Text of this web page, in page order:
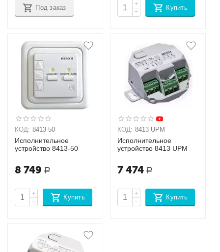
Под заказ
+
−
Купить
КОД: 8413-50
Исполнительное
устройство 8413-50
8 749 Р
+
−
Купить
КОД: 8413 UPM
Исполнительное
устройство 8413 UPM
7 474 Р
+
−
Купить